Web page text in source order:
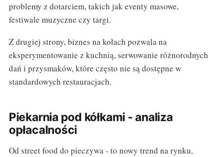
problemy z dotarciem, takich jak eventy masowe,
festiwale muzyczne czy targi.
Z drugiej strony, biznes na kołach pozwala na
eksperymentowanie z kuchnią, serwowanie różnorodnych
dań i przysmaków, które często nie są dostępne w
standardowych restauracjach.
Piekarnia pod kółkami - analiza
opłacalności
Od street food do pieczywa - to nowy trend na rynku,